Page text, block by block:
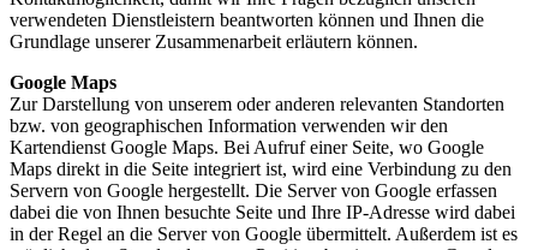
verwendeten Dienstleistern beantworten können und Ihnen die
Grundlage unserer Zusammenarbeit erläutern können.
Google Maps
Zur Darstellung von unserem oder anderen relevanten Standorten
bzw. von geographischen Information verwenden wir den
Kartendienst Google Maps. Bei Aufruf einer Seite, wo Google
Maps direkt in die Seite integriert ist, wird eine Verbindung zu den
Servern von Google hergestellt. Die Server von Google erfassen
dabei die von Ihnen besuchte Seite und Ihre IP-Adresse wird dabei
in der Regel an die Server von Google übermittelt. Außerdem ist es